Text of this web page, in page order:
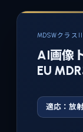
MDSWクラス
AI画像
EU
適応：放